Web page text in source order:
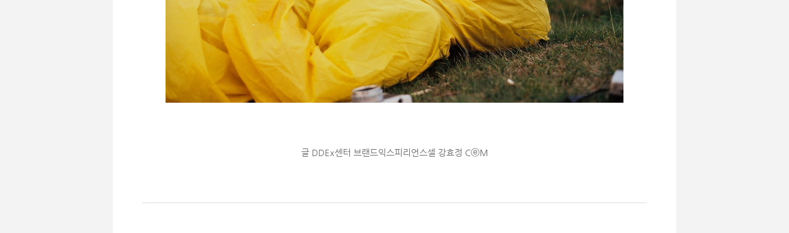
글 DDEx센터 브랜드익스피리언스셀 강효정 CⓔM